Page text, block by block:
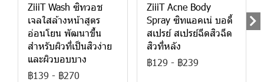
ZiiiT Wash ซิทวอช
เจลใสล้างหน้าสูตร
อ่อนโยน พัฒนาขึ้น
สำหรับผิวที่เป็นสิวง่าย
และผิวบอบบาง
฿139 - ฿270
ZiiiT Acne Body
Spray ซิทแอคเน่ บอดี้
สเปรย์ สเปรย์ฉีดสิวฉีด
สิวที่หลัง
฿129 - ฿239